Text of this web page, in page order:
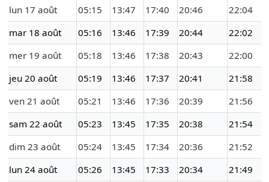
lun 17 août
05:15 13:47 17:40 20:46
22:04
mar 18 août
05:16 13:46 17:39 20:44
22:02
mer 19 août
05:18 13:46 17:38 20:43
22:00
jeu 20 août
05:19 13:46 17:37 20:41
21:58
ven 21 août
05:21 13:46 17:36 20:39
21:56
sam 22 août
05:23 13:45 17:35 20:38
21:54
dim 23 août
05:24 13:45 17:34 20:36
21:52
lun 24 août
05:26 13:45 17:33 20:34
21:49